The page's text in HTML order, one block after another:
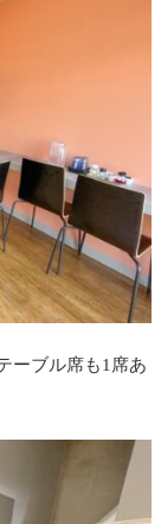
ーブル席も1席あ